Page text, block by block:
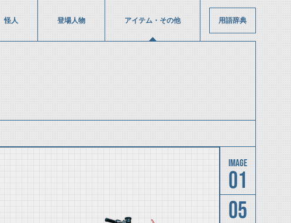
怪人 登場人物 アイテム・その他 用語辞典
01
05